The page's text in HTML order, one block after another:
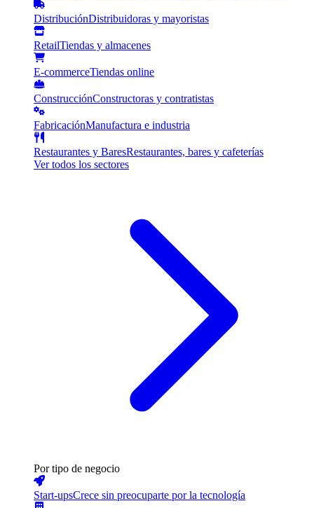
DistribuciónDistribuidoras y mayoristas
RetailTiendas y almacenes
E-commerceTiendas online
ConstrucciónConstructoras y contratistas
FabricaciónManufactura e industria
Restaurantes y BaresRestaurantes, bares y cafeterías
Ver todos los sectores
Por tipo de negocio
Start-upsCrece sin preocuparte por la tecnología